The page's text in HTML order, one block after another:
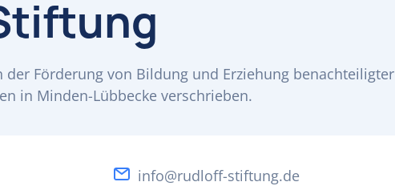
der Förderung von Bildung und Erziehung benachteiligter
in Minden-Lübbecke verschrieben.
info@rudloff-stiftung.de